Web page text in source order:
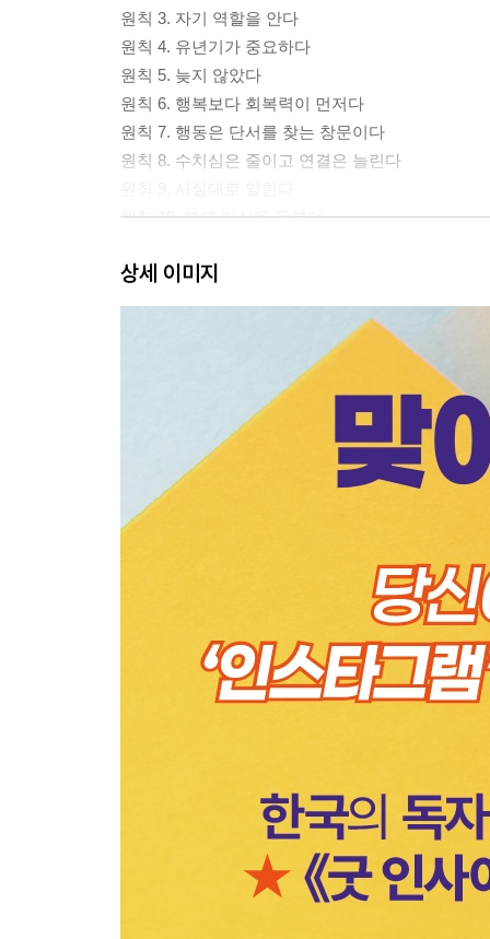
원칙 3. 자기 역할을 안다
원칙 4. 유년기가 중요하다
원칙 5. 늦지 않았다
원칙 6. 행복보다 회복력이 먼저다
원칙 7. 행동은 단서를 찾는 창문이다
원칙 8. 수치심은 줄이고 연결은 늘린다
원칙 10. 부모 자신을 돌본다
Part 2. 연결 먼저 행동은 그다음, 19가지 문제행동
솔루션 1. 연결 자본 쌓는 법
솔루션 2. 부모 말을 듣지 않는 아이
솔루션 3. 울고불며 떼쓰는 아이
솔루션 4. 공격적으로 떼쓰는 아이
솔루션 5. 형제자매끼리 경쟁하는 아이
솔루션 6. 무례하고 반항하는 아이
솔루션 7. 징징대는 아이
솔루션 8. 거짓말하는 아이
솔루션 9. 공포와 불안을 크게 느끼는 아이
솔루션 11. 좌절감을 견디지 못하는 아이
솔루션 12. 편식하고 식습관이 안 좋은 아이
솔루션 13. 싫다는 아이에게 동의를 구하는 문제
솔루션 14. 자주 우는 아이
솔루션 15. 자신감이 부족한 아이
솔루션 19. 감정을 이야기하기 싫어하는 아이
나오는 글_당신은 이미 선한 부모입니다
상세 이미지